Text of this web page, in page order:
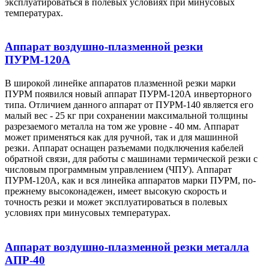
температурах.
Аппарат воздушно-плазменной резки
ПУРМ-120А
В широкой линейке аппаратов плазменной резки марки
ПУРМ появился новый аппарат ПУРМ-120А инверторного
типа. Отличием данного аппарат от ПУРМ-140 является его
малый вес - 25 кг при сохранении максимальной толщины
разрезаемого металла на том же уровне - 40 мм. Аппарат
может применяться как для ручной, так и для машинной
резки. Аппарат оснащен разъемами подключения кабелей
обратной связи, для работы с машинами термической резки с
числовым программным управлением (ЧПУ). Аппарат
ПУРМ-120А, как и вся линейка аппаратов марки ПУРМ, по-
прежнему высоконадежен, имеет высокую скорость и
точность резки и может эксплуатироваться в полевых
условиях при минусовых температурах.
Аппарат воздушно-плазменной резки металла
АПР-40